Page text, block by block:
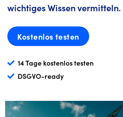
wichtiges Wissen vermitteln.
Kostenlos testen
14 Tage kostenlos testen
DSGVO-ready